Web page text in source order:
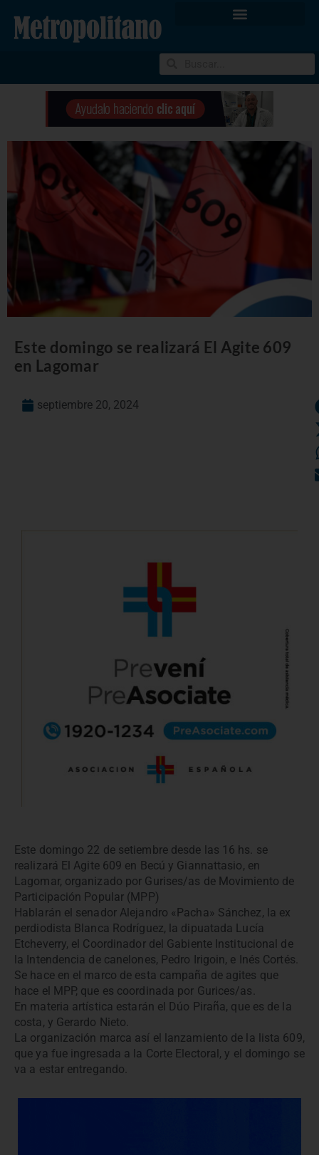
Este domingo se realizará El Agite 609
en Lagomar
septiembre 20, 2024
Este domingo 22 de setiembre desde las 16 hs. se
realizará El Agite 609 en Becú y Giannattasio, en
Lagomar, organizado por Gurises/as de Movimiento de
Participación Popular (MPP)
Hablarán el senador Alejandro «Pacha» Sánchez, la ex
perdiodista Blanca Rodríguez, la dipuatada Lucía
Etcheverry, el Coordinador del Gabiente Institucional de
la Intendencia de canelones, Pedro Irigoin, e Inés Cortés.
Se hace en el marco de esta campaña de agites que
hace el MPP, que es coordinada por Gurices/as.
En materia artística estarán el Dúo Piraña, que es de la
costa, y Gerardo Nieto.
La organización marca así el lanzamiento de la lista 609,
que ya fue ingresada a la Corte Electoral, y el domingo se
va a estar entregando.